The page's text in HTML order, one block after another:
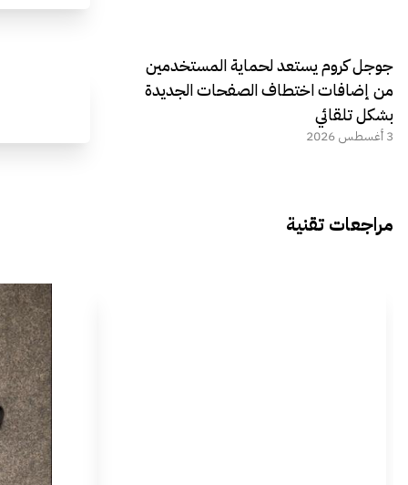
جوجل كروم يستعد لحماية المستخدمين
من إضافات اختطاف الصفحات الجديدة
بشكل تلقائي
3 أغسطس 2026
مراجعات تقنية